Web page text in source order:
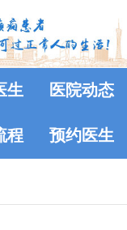
生 医院动态
程 预约医生